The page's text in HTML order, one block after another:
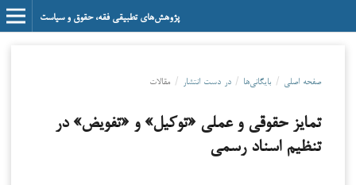
پژوهش‌های تطبیقی فقه، حقوق و سیاست
صفحه اصلی / بایگانی‌ها / در دست انتشار / مقالات
تمایز حقوقی و عملی «توکیل» و «تفویض» در
تنظیم اسناد رسمی